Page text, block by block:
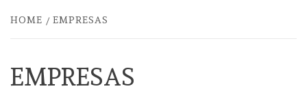
HOME EMPRESAS
EMPRESAS